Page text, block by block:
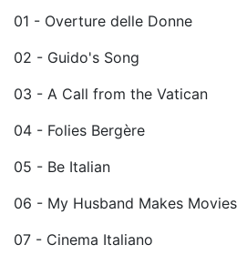
01 - Overture delle Donne
02 - Guido's Song
03 - A Call from the Vatican
04 - Folies Bergère
05 - Be Italian
06 - My Husband Makes Movies
07 - Cinema Italiano